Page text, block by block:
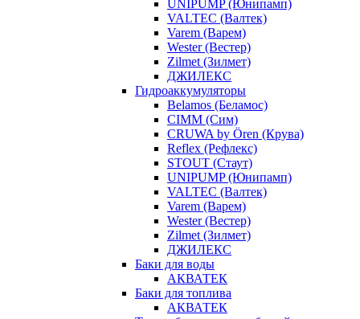
UNIPUMP (Юнипамп)
VALTEC (Валтек)
Varem (Варем)
Wester (Вестер)
Zilmet (Зилмет)
ДЖИЛЕКС
Гидроаккумуляторы
Belamos (Беламос)
CIMM (Сим)
CRUWA by Ören (Крува)
Reflex (Рефлекс)
STOUT (Стаут)
UNIPUMP (Юнипамп)
VALTEC (Валтек)
Varem (Варем)
Wester (Вестер)
Zilmet (Зилмет)
ДЖИЛЕКС
Баки для воды
АКВАТЕК
Баки для топлива
АКВАТЕК